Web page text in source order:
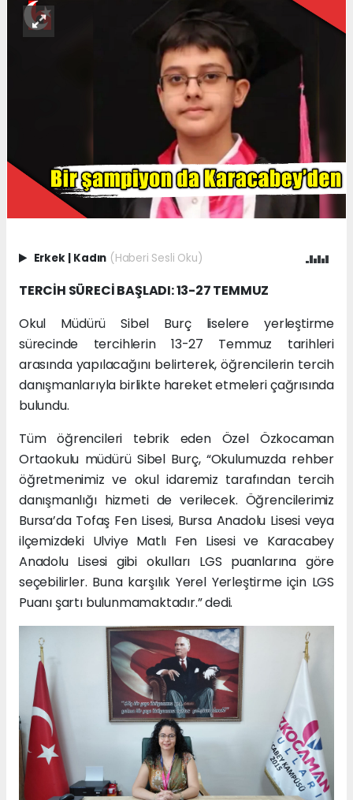
Erkek | Kadın (Haberi Sesli Oku)
TERCİH SÜRECİ BAŞLADI: 13-27 TEMMUZ
Okul Müdürü Sibel Burç liselere yerleştirme
sürecinde tercihlerin 13-27 Temmuz tarihleri
arasında yapılacağını belirterek, öğrencilerin tercih
danışmanlarıyla birlikte hareket etmeleri çağrısında
bulundu.
Tüm öğrencileri tebrik eden Özel Özkocaman
Ortaokulu müdürü Sibel Burç, “Okulumuzda rehber
öğretmenimiz ve okul idaremiz tarafından tercih
danışmanlığı hizmeti de verilecek. Öğrencilerimiz
Bursa’da Tofaş Fen Lisesi, Bursa Anadolu Lisesi veya
ilçemizdeki Ulviye Matlı Fen Lisesi ve Karacabey
Anadolu Lisesi gibi okulları LGS puanlarına göre
seçebilirler. Buna karşılık Yerel Yerleştirme için LGS
Puanı şartı bulunmamaktadır.” dedi.